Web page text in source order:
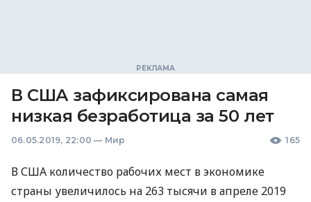
В США зафиксирована самая
низкая безработица за 50 лет
06.05.2019, 22:00 — Мир 165
ВСША количество рабочих мест в экономике
страны увеличилось на 263 тысячи в апреле 2019